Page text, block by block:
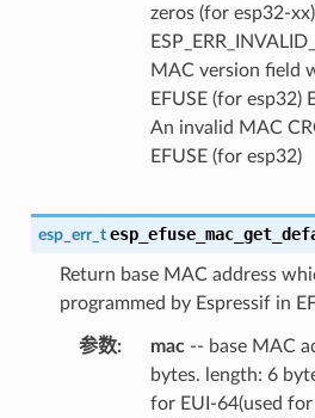
zeros (for esp32-xx)
MAC version field
EFUSE (for esp32)
An invalid MAC
EFUSE (for esp32)
esp_err_t
Return base MAC address
programmed by Espressif in
参数 mac-- base MAC
bytes. length: 6
for EUI-64(used